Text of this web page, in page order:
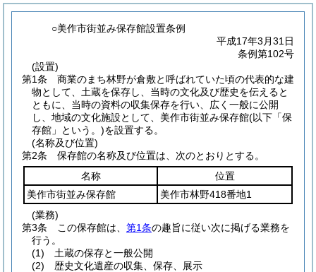
○美作市街並み保存館設置条例
平成17年3月31日
条例第102号
(設置)
第1条
商業のまち林野が倉敷と呼ばれていた頃の代表的な建
物として、土蔵を保存し、当時の文化及び歴史を伝えると
ともに、当時の資料の収集保存を行い、広く一般に公開
し、地域の文化施設として、美作市街並み保存館(以下「保
存館」という。)を設置する。
(名称及び位置)
第2条
保存館の名称及び位置は、次のとおりとする。
名称
位置
美作市街並み保存館
美作市林野418番地1
(業務)
第3条
この保存館は、 第1条の趣旨に従い次に掲げる業務を
行う。
(1)
土蔵の保存と一般公開
(2)
歴史文化遺産の収集、保存、展示